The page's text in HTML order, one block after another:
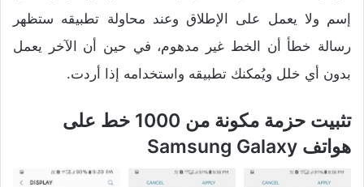
إسم ولا يعمل على الإطلاق وعند محاولة تطبيقه ستظهر
رسالة خطأ أن الخط غير مدهوم، في حين أن الآخر يعمل
بدون أي خلل ويُمكنك تطبيقه واستخدامه إذا أردت.
تثبيت حزمة مكونة من 1000 خط على
هواتف Samsung Galaxy